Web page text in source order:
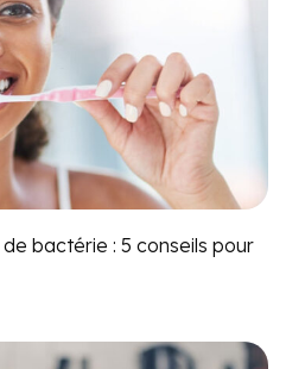
bactérie : 5 conseils pour